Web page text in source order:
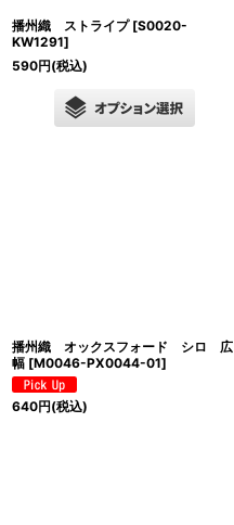
播州織 ストライプ [S0020-
KW1291]
590円(税込)
播州織 オックスフォード シロ 広
幅 [M0046-PX0044-01]
640円(税込)